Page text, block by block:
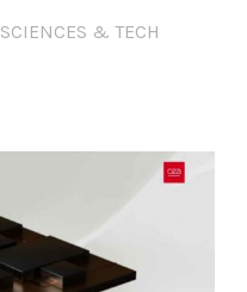
SCIENCES & TECH